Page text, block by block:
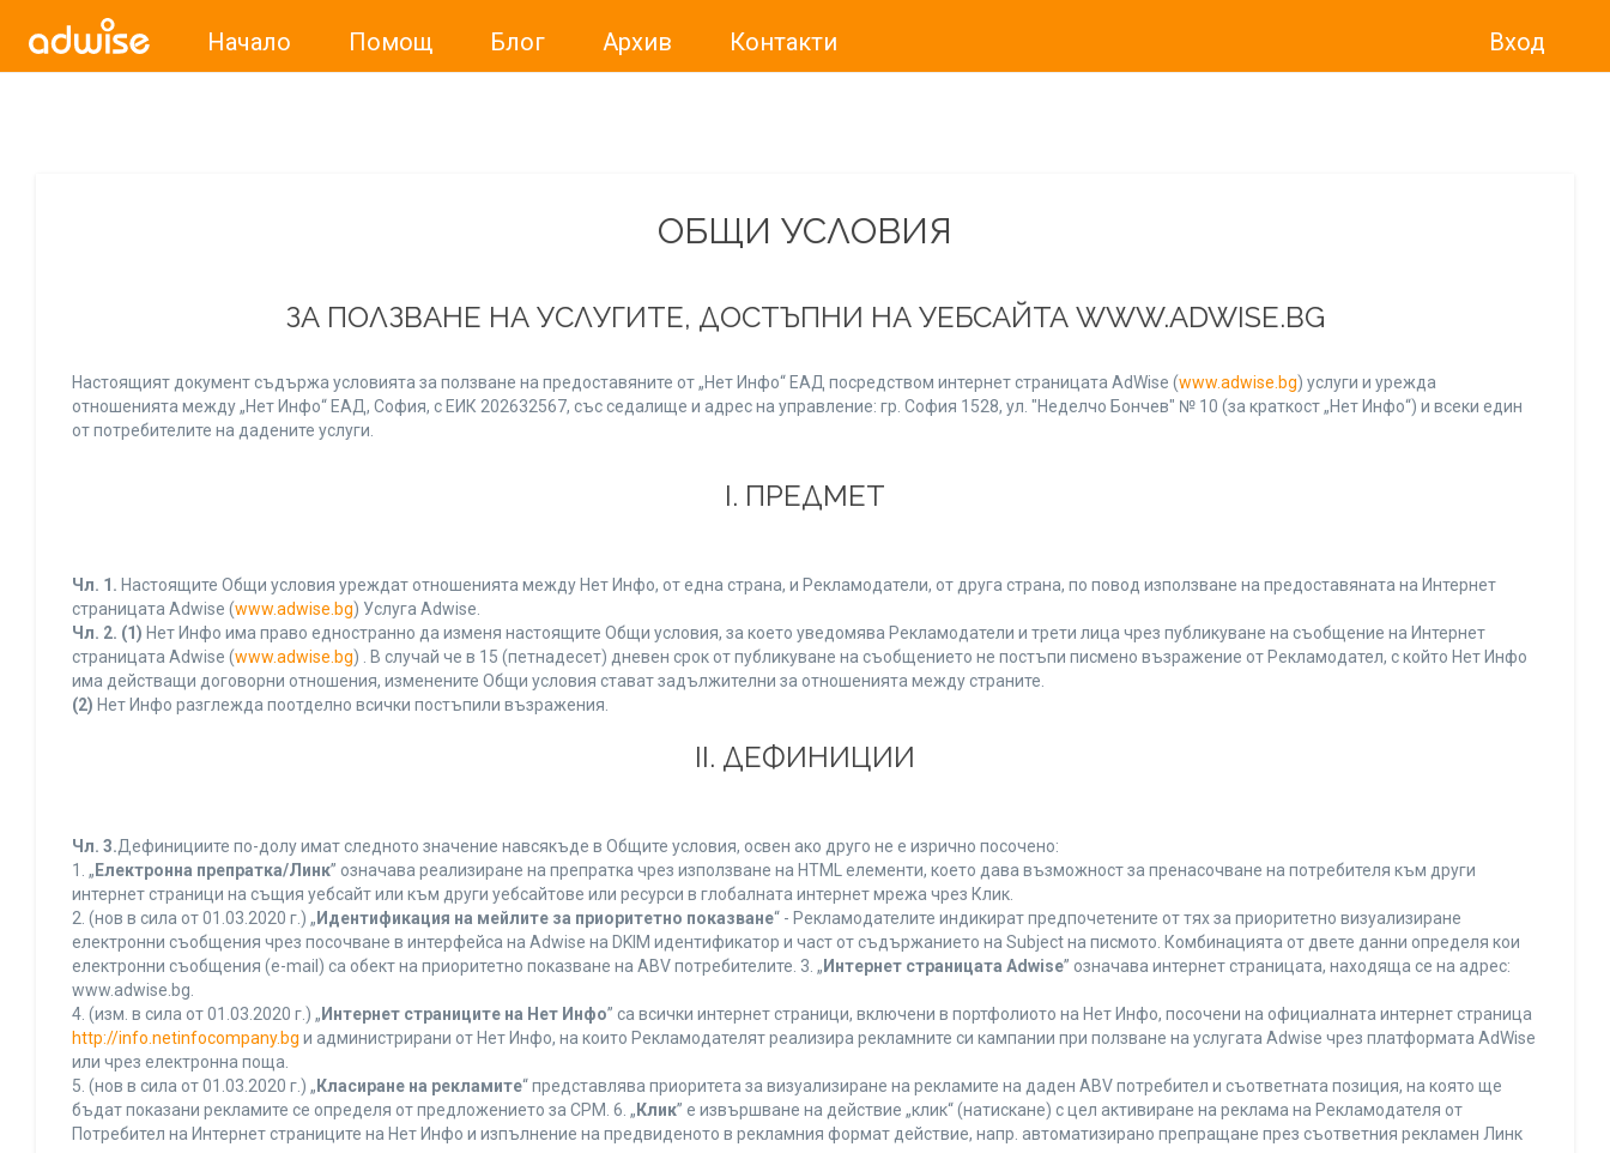
Начало Помощ Блог Архив Контакти Вход
ОБЩИ УСЛОВИЯ
ЗА ПОЛЗВАНЕ НА УСЛУГИТЕ, ДОСТЪПНИ НА УЕБСАЙТА WWW.ADWISE.BG
Настоящият документ съдържа условията за ползване на предоставяните от „Нет Инфо“ ЕАД посредством интернет страницата AdWise (www.adwise.bg) услуги и урежда
отношенията между „Нет Инфо“ ЕАД, София, с ЕИК 202632567, със седалище и адрес на управление: гр. София 1528, ул. "Неделчо Бончев" № 10 (за краткост „Нет Инфо“) и всеки един
от потребителите на дадените услуги.
І. ПРЕДМЕТ
Чл. 1. Настоящите Общи условия уреждат отношенията между Нет Инфо, от една страна, и Рекламодатели, от друга страна, по повод използване на предоставяната на Интернет
страницата Adwise (www.adwise.bg) Услуга Adwise.
Чл. 2. (1) Нет Инфо има право едностранно да изменя настоящите Общи условия, за което уведомява Рекламодатели и трети лица чрез публикуване на съобщение на Интернет
страницата Adwise (www.adwise.bg) . В случай че в 15 (петнадесет) дневен срок от публикуване на съобщението не постъпи писмено възражение от Рекламодател, с който Нет Инфо
има действащи договорни отношения, изменените Общи условия стават задължителни за отношенията между страните.
(2) Нет Инфо разглежда поотделно всички постъпили възражения.
ІІ. ДЕФИНИЦИИ
Чл. 3.Дефинициите по-долу имат следното значение навсякъде в Общите условия, освен ако друго не е изрично посочено:
1. „ Електронна препратка/Линк” означава реализиране на препратка чрез използване на HTML елементи, което дава възможност за пренасочване на потребителя към други
интернет страници на същия уебсайт или към други уебсайтове или ресурси в глобалната интернет мрежа чрез Клик.
2. (нов в сила от 01.03.2020 г.) „ Идентификация на мейлите за приоритетно показване“ - Рекламодателите индикират предпочетените от тях за приоритетно визуализиране
електронни съобщения чрез посочване в интерфейса на Adwise на DKIM идентификатор и част от съдържанието на Subject на писмото. Комбинацията от двете данни определя кои
електронни съобщения (e-mail) са обект на приоритетно показване на ABV потребителите. 3. „ Интернет страницата Adwise” означава интернет страницата, находяща се на адрес:
www.adwise.bg.
4. (изм. в сила от 01.03.2020 г.) „ Интернет страниците на Нет Инфо” са всички интернет страници, включени в портфолиото на Нет Инфо, посочени на официалната интернет страница
http://info.netinfocompany.bg и администрирани от Нет Инфо, на които Рекламодателят реализира рекламните си кампании при ползване на услугата Adwise чрез платформата AdWise
или чрез електронна поща.
5. (нов в сила от 01.03.2020 г.) „ Класиране на рекламите“ представлява приоритета за визуализиране на рекламите на даден ABV потребител и съответната позиция, на която ще
бъдат показани рекламите се определя от предложението за CPM. 6. „ Клик” е извършване на действие „клик“ (натискане) с цел активиране на реклама на Рекламодателя от
Потребител на Интернет страниците на Нет Инфо и изпълнение на предвиденото в рекламния формат действие, напр. автоматизирано препращане през съответния рекламен Линк